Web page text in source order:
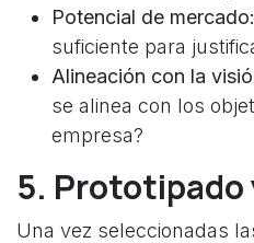
Potencial de mercado:
suficiente para
Alineación con la
se alinea con los
empresa?
5. Prototipado
Una vez seleccionadas